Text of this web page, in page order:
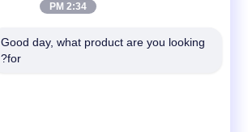
2:34 PM
Good day, what product are you looking
for?